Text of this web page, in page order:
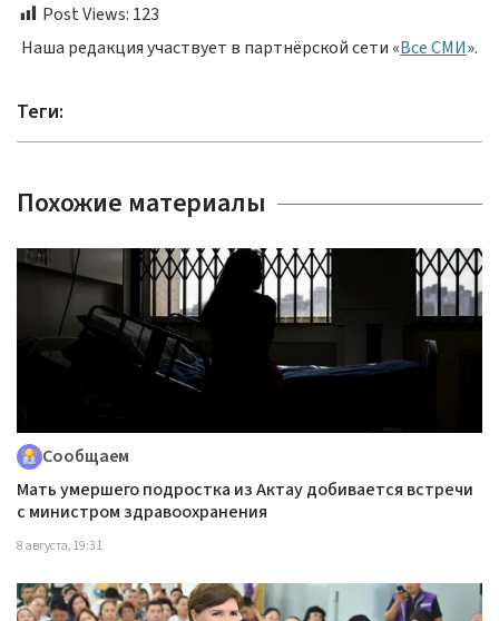
Post Views: 123
Наша редакция участвует в партнёрской сети «Все СМИ».
Теги:
Похожие материалы
Сообщаем
Мать умершего подростка из Актау добивается встречи
с министром здравоохранения
8 августа, 19:31